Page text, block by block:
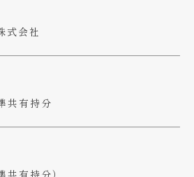
会社
共有持分
有持分）